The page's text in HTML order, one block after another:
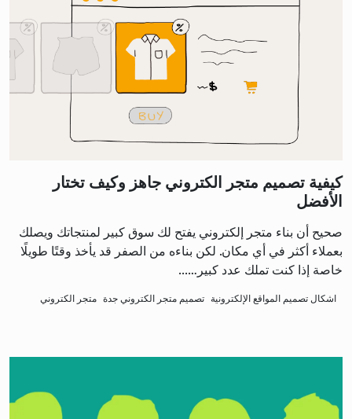
كيفية تصميم متجر الكتروني جاهز وكيف تختار
الأفضل
صحيح أن بناء متجر إلكتروني يفتح لك سوق كبير لمنتجاتك ويصلك
بعملاء أكثر في أي مكان. لكن بناءه من الصفر قد يأخذ وقتًا طويلًا
خاصة إذا كنت تملك عدد كبير…...
اشكال تصميم المواقع الإلكترونية تصميم متجر الكتروني جدة متجر الكتروني